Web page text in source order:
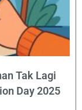
Tak Lagi
Day 2025